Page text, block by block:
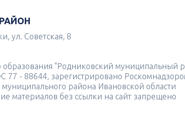
ул. Советская, 8
"Родниковский муниципальный
77 - 88644, зарегистрировано
района Ивановской области
материалов без ссылки на сайт запрещено